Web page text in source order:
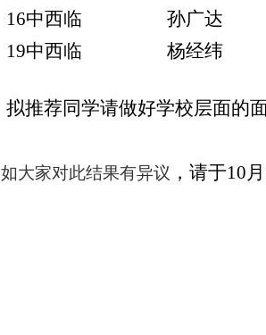
16中西临
孙广达
19中西临
杨经纬
拟推荐同学请做好学校层面的
如大家对此结果有异议 ，请于10月